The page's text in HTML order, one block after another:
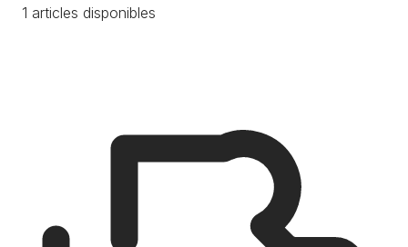
1 articles disponibles